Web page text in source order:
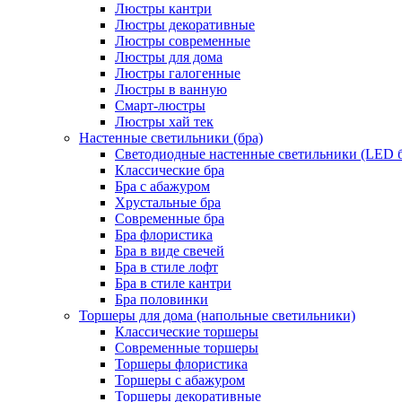
Люстры кантри
Люстры декоративные
Люстры современные
Люстры для дома
Люстры галогенные
Люстры в ванную
Смарт-люстры
Люстры хай тек
Настенные светильники (бра)
Светодиодные настенные светильники (LED
Классические бра
Бра с абажуром
Хрустальные бра
Современные бра
Бра флористика
Бра в виде свечей
Бра в стиле лофт
Бра в стиле кантри
Бра половинки
Торшеры для дома (напольные светильники)
Классические торшеры
Современные торшеры
Торшеры флористика
Торшеры с абажуром
Торшеры декоративные